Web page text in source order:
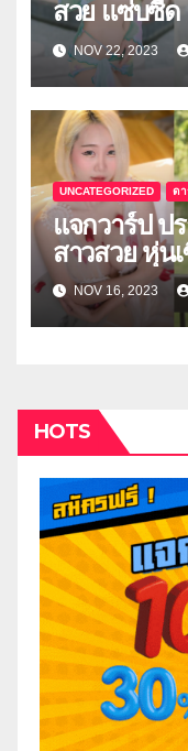
สวย แซ่บซี๊ด
NOV 22, 2023
UNCATEGORIZED ดา
แจกวาร์ป ป
สาวสวย หุ่น
NOV 16, 2023
HOTS